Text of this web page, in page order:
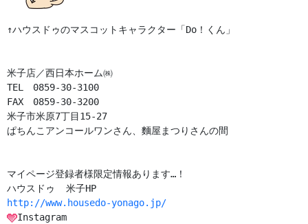
↑ハウスドゥのマスコットキャラクター「Do！くん」
米子店／西日本ホーム㈱
TEL　0859-30-3100
FAX　0859-30-3200
米子市米原7丁目15-27
ぱちんこアンコールワンさん、麵屋まつりさんの間
マイページ登録者様限定情報あります…！
http://www.housedo-yonago.jp/
Instagram